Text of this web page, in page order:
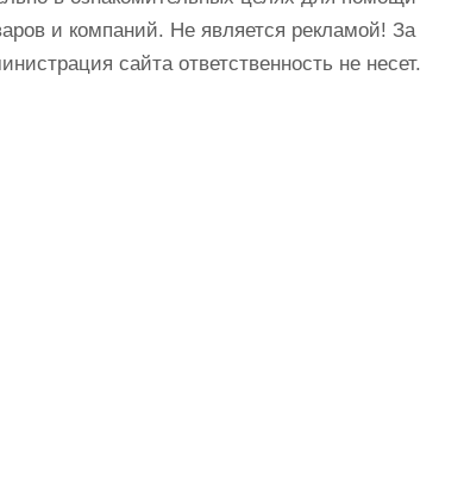
и компаний. Не является рекламой! За
сайта ответственность не несет.